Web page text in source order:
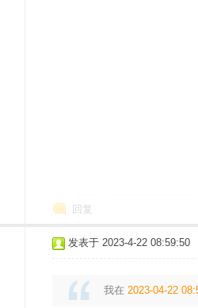
回复
发表于 2023-4-22 08:59:50
我在 2023-04-22